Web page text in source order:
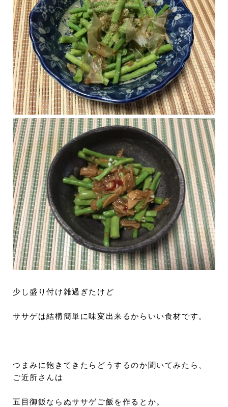
少し盛り付け雑過ぎたけど
ササゲは結構簡単に味変出来るからいい食材です。
つまみに飽きてきたらどうするのか聞いてみたら、
ご近所さんは
五目御飯ならぬササゲご飯を作るとか。